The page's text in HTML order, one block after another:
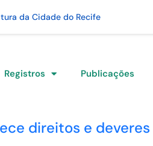
da Cidade do Recife
Registros Publicações
direitos e deveres